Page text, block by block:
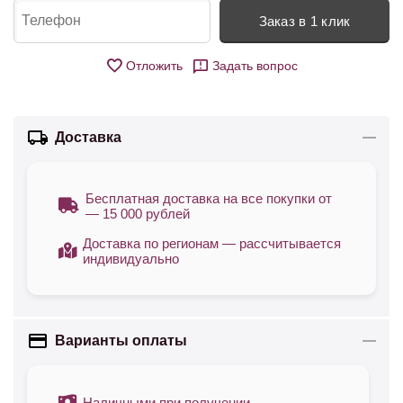
Заказ в 1 клик
Отложить Задать вопрос
Доставка
Бесплатная доставка на все покупки от
— 15 000 рублей
Доставка по регионам — рассчитывается
индивидуально
Варианты оплаты